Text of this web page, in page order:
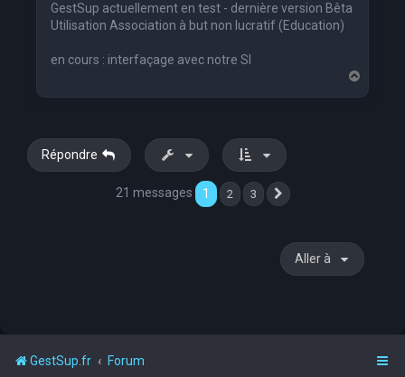
GestSup actuellement en test - dernière version Bêta
Utilisation Association à but non lucratif (Education)
en cours : interfaçage avec notre SI
a
Répondre
21 messages 1 2 3
Aller à
GestSup.fr Forum